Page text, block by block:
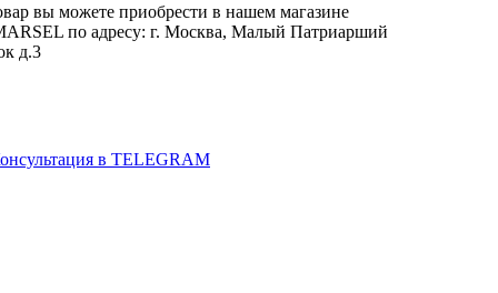
вы можете приобрести в нашем магазине
по адресу: г. Москва, Малый Патриарший
д.3
в TELEGRAM